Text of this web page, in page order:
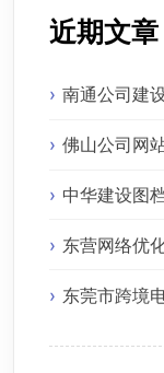
近期文章
南通公司建
佛山公司网
中华建设图
东营网络优
东莞市跨境